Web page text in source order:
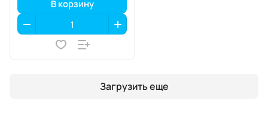
В корзину
Загрузить еще